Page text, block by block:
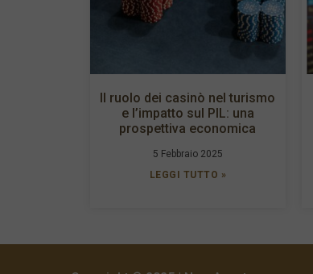
Il ruolo dei casinò nel turismo
e l’impatto sul PIL: una
prospettiva economica
5 Febbraio 2025
LEGGI TUTTO »